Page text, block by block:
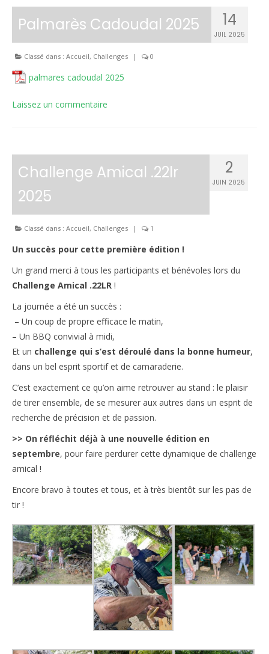
14
JUIL 2025
Palmarès Cadoudal 2025
Classé dans : Accueil, Challenges | 0
palmares cadoudal 2025
Laissez un commentaire
2
JUIN 2025
Challenge Amical .22lr
2025
Classé dans : Accueil, Challenges | 1
Un succès pour cette première édition !
Un grand merci à tous les participants et bénévoles lors du
Challenge Amical .22LR !
La journée a été un succès :
– Un coup de propre efficace le matin,
– Un BBQ convivial à midi,
Et un challenge qui s’est déroulé dans la bonne humeur,
dans un bel esprit sportif et de camaraderie.
C’est exactement ce qu’on aime retrouver au stand : le plaisir
de tirer ensemble, de se mesurer aux autres dans un esprit de
recherche de précision et de passion.
>> On réfléchit déjà à une nouvelle édition en
septembre, pour faire perdurer cette dynamique de challenge
amical !
Encore bravo à toutes et tous, et à très bientôt sur les pas de
tir !